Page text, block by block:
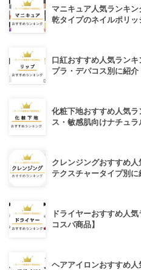
マニキュア人気ランキ
乾タイプのネイルポリッ
口紅おすすめ人気ラン
プラ・デパコス別に紹介
化粧下地おすすめ人気
ス・敏感肌向けナチュラ
クレンジングおすすめ
テクスチャータイプ別に
ドライヤーおすすめ人
コスパ商品】
ヘアアイロンおすすめ